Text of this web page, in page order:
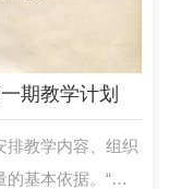
期教学计划
排教学内容、组织
基本依据。“哈